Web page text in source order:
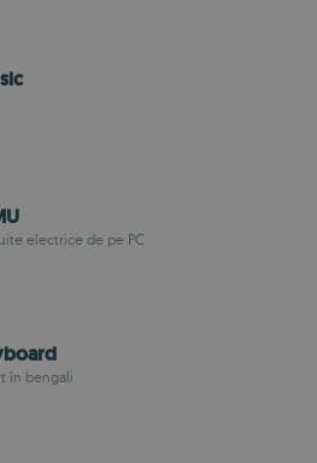
electrice de pe PC
în bengali